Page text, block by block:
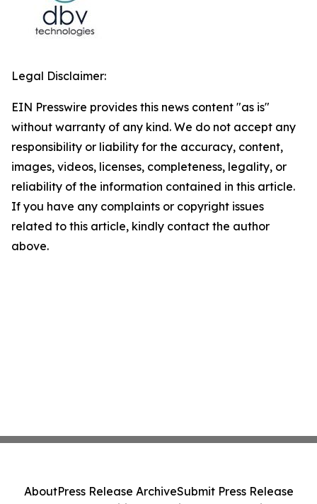
Legal Disclaimer:
EIN Presswire provides this news content "as is"
without warranty of any kind. We do not accept any
responsibility or liability for the accuracy, content,
images, videos, licenses, completeness, legality, or
reliability of the information contained in this article.
If you have any complaints or copyright issues
related to this article, kindly contact the author
above.
AboutPress Release ArchiveSubmit Press Release